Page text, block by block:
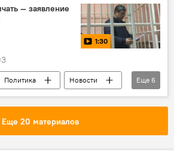
Назгуль Тюлеева
Коркмазова
Данияра Нарымбаева
— заявление
1:30
Политика
Новости
Коркмазов
суд
Данияра Нарымбаева
Еще 6
Еще 20 материалов